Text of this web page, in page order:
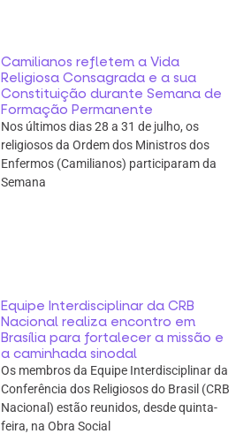
Camilianos refletem a Vida
Religiosa Consagrada e a sua
Constituição durante Semana de
Formação Permanente
Nos últimos dias 28 a 31 de julho, os
religiosos da Ordem dos Ministros dos
Enfermos (Camilianos) participaram da
Semana
Equipe Interdisciplinar da CRB
Nacional realiza encontro em
Brasília para fortalecer a missão e
a caminhada sinodal
Os membros da Equipe Interdisciplinar da
Conferência dos Religiosos do Brasil (CRB
Nacional) estão reunidos, desde quinta-
feira, na Obra Social